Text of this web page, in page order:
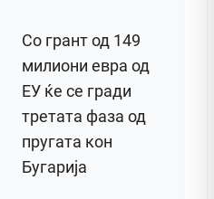
Со грант од 149
милиони евра од
ЕУ ќе се гради
третата фаза од
пругата кон
Бугарија